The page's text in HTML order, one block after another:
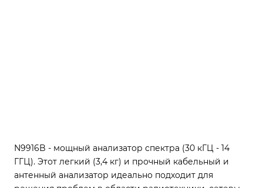
N9916B - мощный анализатор спектра (30 кГЦ - 14
ГГЦ). Этот легкий (3,4 кг) и прочный кабельный и
антенный анализатор идеально подходит для